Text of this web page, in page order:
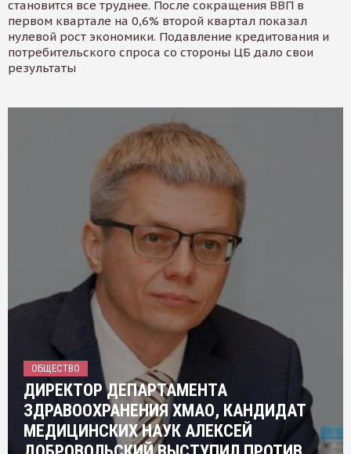
становится все труднее. После сокращения ВВП в
первом квартале на 0,6% второй квартал показал
нулевой рост экономики. Подавление кредитования и
потребительского спроса со стороны ЦБ дало свои
результаты
ОБЩЕСТВО
ДИРЕКТОР ДЕПАРТАМЕНТА
ЗДРАВООХРАНЕНИЯ ХМАО, КАНДИДАТ
МЕДИЦИНСКИХ НАУК АЛЕКСЕЙ